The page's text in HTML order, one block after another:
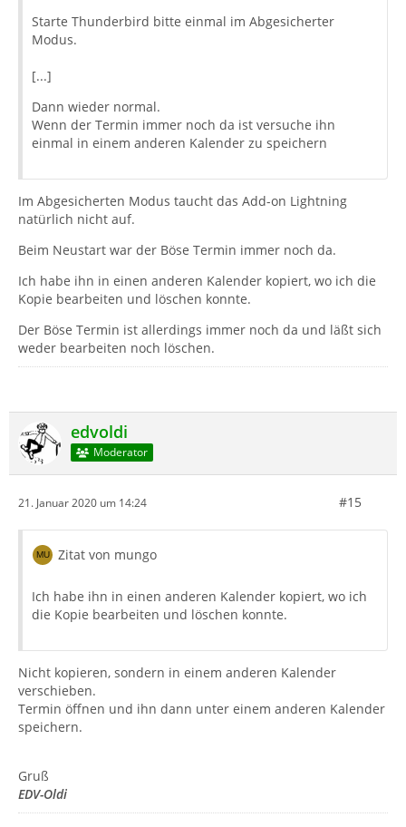
Starte Thunderbird bitte einmal im Abgesicherter
Modus.
[...]
Dann wieder normal.
Wenn der Termin immer noch da ist versuche ihn
einmal in einem anderen Kalender zu speichern
Im Abgesicherten Modus taucht das Add-on Lightning
natürlich nicht auf.
Beim Neustart war der Böse Termin immer noch da.
Ich habe ihn in einen anderen Kalender kopiert, wo ich die
Kopie bearbeiten und löschen konnte.
Der Böse Termin ist allerdings immer noch da und läßt sich
weder bearbeiten noch löschen.
edvoldi
Moderator
21. Januar 2020 um 14:24 #15
Zitat von mungo
Ich habe ihn in einen anderen Kalender kopiert, wo ich
die Kopie bearbeiten und löschen konnte.
Nicht kopieren, sondern in einem anderen Kalender
verschieben.
Termin öffnen und ihn dann unter einem anderen Kalender
speichern.
Gruß
EDV-Oldi